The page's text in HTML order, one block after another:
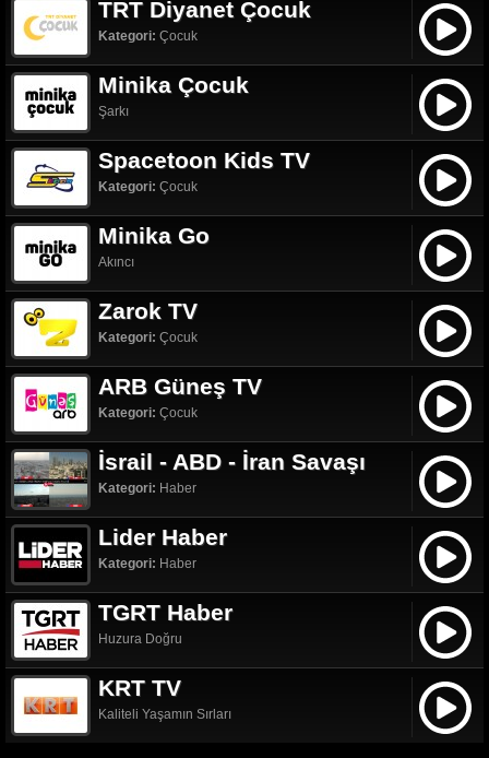
TRT Diyanet Çocuk
Kategori: Çocuk
Minika Çocuk
Şarkı
Spacetoon Kids TV
Kategori: Çocuk
Minika Go
Akıncı
Zarok TV
Kategori: Çocuk
ARB Güneş TV
Kategori: Çocuk
İsrail - ABD - İran Savaşı
Kategori: Haber
Lider Haber
Kategori: Haber
TGRT Haber
Huzura Doğru
KRT TV
Kaliteli Yaşamın Sırları